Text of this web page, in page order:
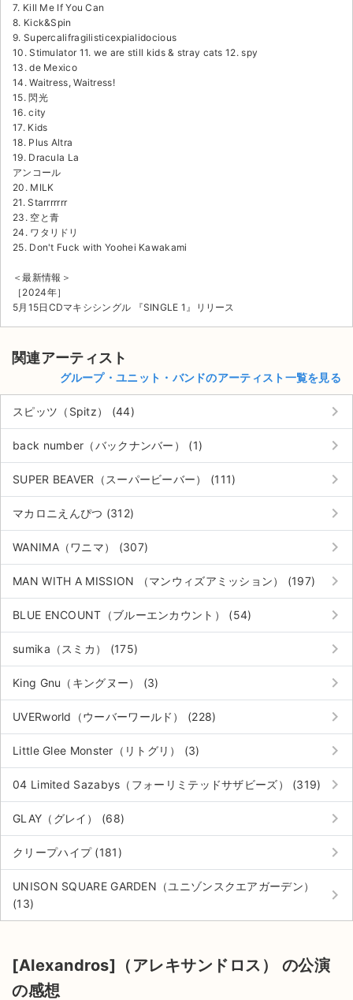
7. Kill Me If You Can
8. Kick&Spin
9. Supercalifragilisticexpialidocious
10. Stimulator 11. we are still kids & stray cats 12. spy
13. de Mexico
14. Waitress, Waitress!
15. 閃光
16. city
17. Kids
18. Plus Altra
19. Dracula La
アンコール
20. MILK
21. Starrrrrrr
23. 空と青
24. ワタリドリ
25. Don't Fuck with Yoohei Kawakami
＜最新情報＞
［2024年］
5月15日CDマキシシングル 『SINGLE 1』リリース
関連アーティスト
グループ・ユニット・バンドのアーティスト一覧を見る
スピッツ（Spitz） (44) keyboard_arrow_right
back number（バックナンバー） (1) keyboard_arrow_right
SUPER BEAVER（スーパービーバー） (111) keyboard_arrow_right
マカロニえんぴつ (312) keyboard_arrow_right
WANIMA（ワニマ） (307) keyboard_arrow_right
MAN WITH A MISSION （マンウィズアミッション） (197) keyboard_arrow_right
BLUE ENCOUNT（ブルーエンカウント） (54) keyboard_arrow_right
sumika（スミカ） (175) keyboard_arrow_right
King Gnu（キングヌー） (3) keyboard_arrow_right
UVERworld（ウーバーワールド） (228) keyboard_arrow_right
Little Glee Monster（リトグリ） (3) keyboard_arrow_right
04 Limited Sazabys（フォーリミテッドサザビーズ） (319) keyboard_arrow_right
GLAY（グレイ） (68) keyboard_arrow_right
クリープハイプ (181) keyboard_arrow_right
UNISON SQUARE GARDEN（ユニゾンスクエアガーデン）
(13)
keyboard_arrow_right
[Alexandros]（アレキサンドロス） の公演
の感想